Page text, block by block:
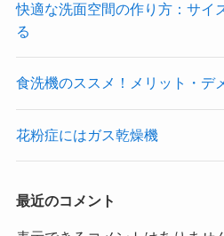
快適な洗面空間の作り方：サイ
る
食洗機のススメ！メリット・デ
花粉症にはガス乾燥機
最近のコメント